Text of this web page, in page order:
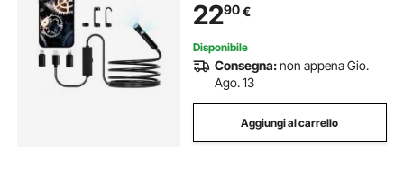
Impermeabile IP67 per Auto
2290€
Disponibile
Consegna:non appena Gio.
Ago. 13
Aggiungi al carrello